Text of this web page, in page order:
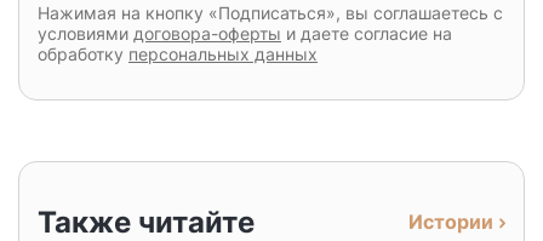
Нажимая на кнопку «Подписаться», вы соглашаетесь с
условиями договора-оферты и даете согласие на
обработку персональных данных
Также читайте Истории